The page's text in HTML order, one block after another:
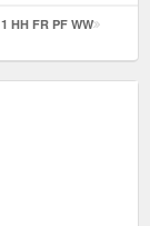
HH FR PF WW